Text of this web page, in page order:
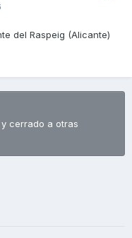
del Raspeig (Alicante)
cerrado a otras